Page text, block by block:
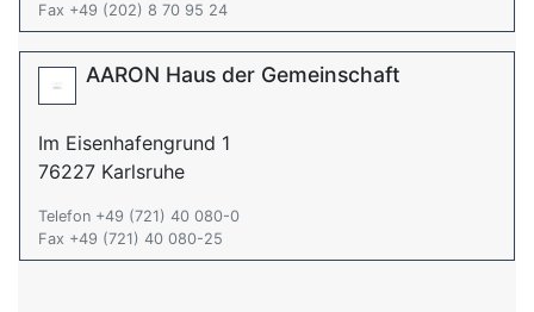
Fax +49 (202) 8 70 95 24
AARON Haus der Gemeinschaft
Im Eisenhafengrund 1
76227 Karlsruhe
Telefon +49 (721) 40 080-0
Fax +49 (721) 40 080-25